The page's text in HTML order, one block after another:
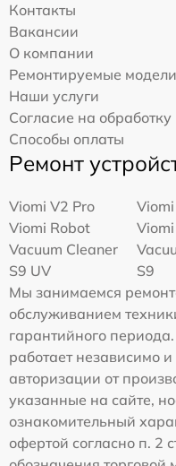
Контакты
Вакансии
О компании
Ремонтируемые модели
Наши услуги
Согласие на
Способы оплаты
Ремонт
Viomi V2 Pro
Viomi
Viomi Robot
Vacuum Cleaner
S9 UV
S9
Мы занимаемся
обслуживанием
гарантийного
работает независимо
авторизации от
указанные на сайте,
ознакомительный
офертой согласно п. 2